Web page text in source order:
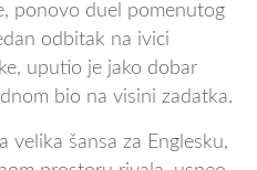
ponovo duel pomenutog
odbitak na ivici
uputio je jako dobar
bio na visini zadatka.
velika šansa za Englesku,